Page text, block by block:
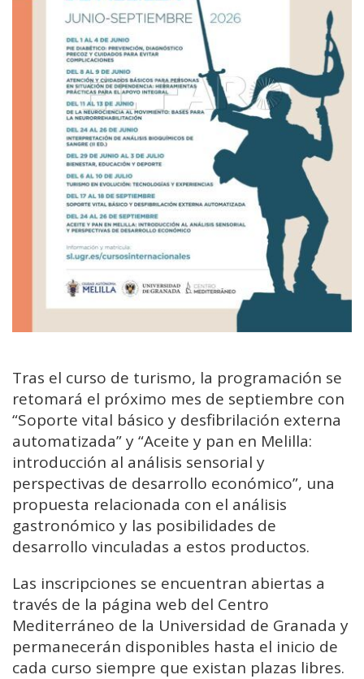
Tras el curso de turismo, la programación se
retomará el próximo mes de septiembre con
“Soporte vital básico y desfibrilación externa
automatizada” y “Aceite y pan en Melilla:
introducción al análisis sensorial y
perspectivas de desarrollo económico”, una
propuesta relacionada con el análisis
gastronómico y las posibilidades de
desarrollo vinculadas a estos productos.
Las inscripciones se encuentran abiertas a
través de la página web del Centro
Mediterráneo de la Universidad de Granada y
permanecerán disponibles hasta el inicio de
cada curso siempre que existan plazas libres.